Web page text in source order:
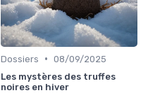
Dossiers • 08/09/2025
Les mystères des truffes
noires en hiver